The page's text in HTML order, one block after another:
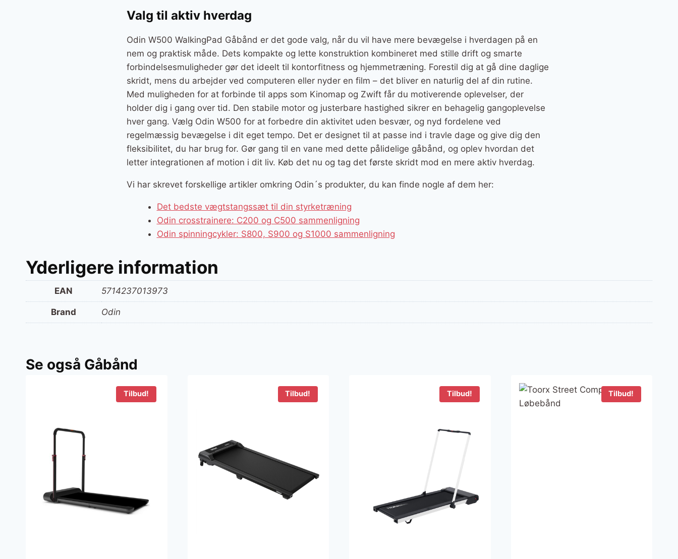
Valg til aktiv hverdag
Odin W500 WalkingPad Gåbånd er det gode valg, når du vil have mere bevægelse i hverdagen på en
nem og praktisk måde. Dets kompakte og lette konstruktion kombineret med stille drift og smarte
forbindelsesmuligheder gør det ideelt til kontorfitness og hjemmetræning. Forestil dig at gå dine daglige
skridt, mens du arbejder ved computeren eller nyder en film – det bliver en naturlig del af din rutine.
Med muligheden for at forbinde til apps som Kinomap og Zwift får du motiverende oplevelser, der
holder dig i gang over tid. Den stabile motor og justerbare hastighed sikrer en behagelig gangoplevelse
hver gang. Vælg Odin W500 for at forbedre din aktivitet uden besvær, og nyd fordelene ved
regelmæssig bevægelse i dit eget tempo. Det er designet til at passe ind i travle dage og give dig den
fleksibilitet, du har brug for. Gør gang til en vane med dette pålidelige gåbånd, og oplev hvordan det
letter integrationen af motion i dit liv. Køb det nu og tag det første skridt mod en mere aktiv hverdag.
Vi har skrevet forskellige artikler omkring Odin´s produkter, du kan finde nogle af dem her:
Det bedste vægtstangssæt til din styrketræning
Odin crosstrainere: C200 og C500 sammenligning
Odin spinningcykler: S800, S900 og S1000 sammenligning
Yderligere information
EAN 5714237013973
Brand Odin
Se også Gåbånd
Tilbud! Tilbud! Tilbud! Tilbud!